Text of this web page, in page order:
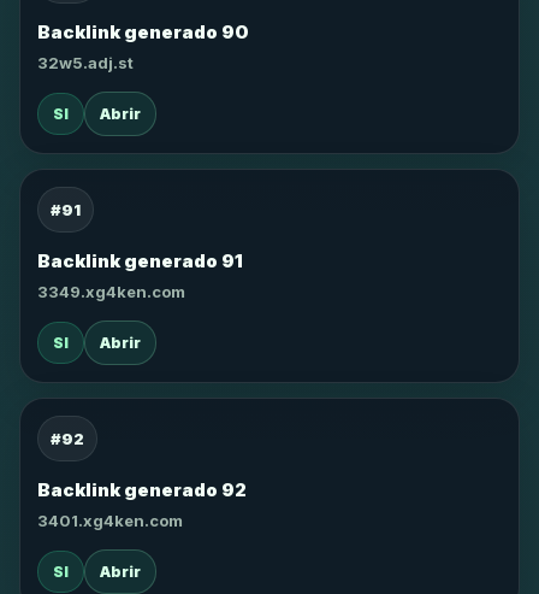
Backlink generado 90
32w5.adj.st
SI Abrir
#91
Backlink generado 91
3349.xg4ken.com
SI Abrir
#92
Backlink generado 92
3401.xg4ken.com
SI Abrir